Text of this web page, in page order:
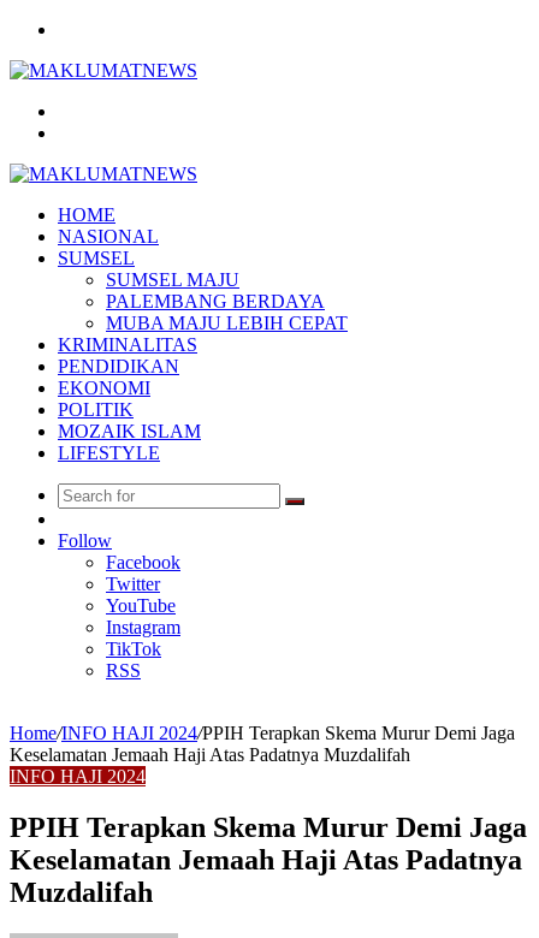
HOME
NASIONAL
SUMSEL
SUMSEL MAJU
PALEMBANG BERDAYA
MUBA MAJU LEBIH CEPAT
KRIMINALITAS
PENDIDIKAN
EKONOMI
POLITIK
MOZAIK ISLAM
LIFESTYLE
Search
Article
Follow
Facebook
Twitter
YouTube
Instagram
TikTok
RSS
Home/INFO HAJI 2024/PPIH Terapkan Skema Murur Demi Jaga
Keselamatan Jemaah Haji Atas Padatnya Muzdalifah
INFO HAJI 2024
PPIH Terapkan Skema Murur Demi Jaga
Keselamatan Jemaah Haji Atas Padatnya
Muzdalifah